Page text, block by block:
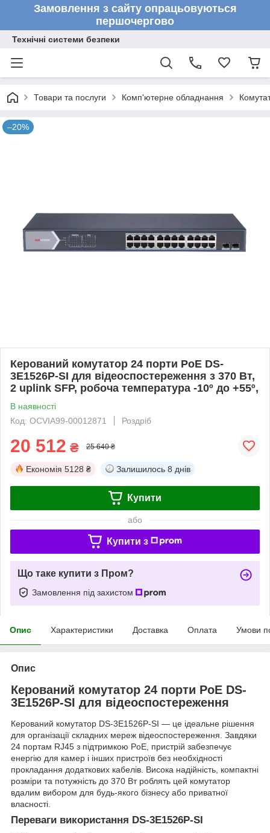
Замовлення з сайту опрацьовуються
першочергово
Технічні системи безпеки
Товари та послуги Комп'ютерне обладнання
–20%
Керований комутатор 24 порти PoE DS-
3E1526P-SI для відеоспостереження з 370 Вт,
2 uplink SFP, робоча температура -10º до +55º,
В наявності
Код: OCVIA99-00012871
Роздріб
20 512 ₴ 25 640 ₴
Економія 5128 ₴ Залишилось 8 днів
Купити
або
Купити з
Що таке купити з Пром?
Замовлення під захистом
Опис Характеристики Доставка Оплата Умови
Опис
Керований комутатор 24 порти PoE DS-
3E1526P-SI для відеоспостереження
Керований комутатор DS-3E1526P-SI — це ідеальне рішення
для організації складних мереж відеоспостереження. Завдяки
24 портам RJ45 з підтримкою PoE, пристрій забезпечує
енергію для камер і інших пристроїв без необхідності
прокладання додаткових кабелів. Висока надійність, компактні
розміри та потужність до 370 Вт роблять цей комутатор
вдалим вибором для будь-якого бізнесу або приватної
власності.
Переваги використання DS-3E1526P-SI